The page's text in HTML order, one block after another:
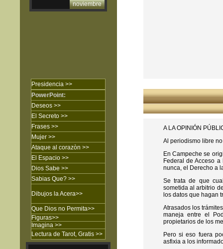
noviembre
Presidencia >>
PowerPoint:
Deseos >>
El Secreto >>
Frases >>
Mujer >>
Ataque al corazòn >>
El Espacio >>
Dios Sabe >>
Sabias Que? >>
Dibujos la Acera>>
Que Dios no Permita>>
Figuras>>
Imagina >>
Lectura de Tarot, Gratis >>
A LA OPINIÓN
Al periodismo libre
En Campeche se
Federal de Acceso
nunca, el Derecho a
Se trata de que
sometida al arbitrio
los datos que hagan
Atrasados los
maneja entre el
propietarios de los
Pero si eso fuera
asfixia a los